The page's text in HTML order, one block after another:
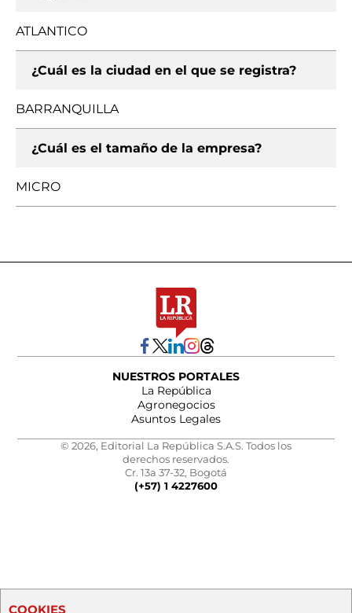
ATLANTICO
¿Cuál es la ciudad en el que se registra?
BARRANQUILLA
¿Cuál es el tamaño de la empresa?
MICRO
NUESTROS PORTALES
La República
Agronegocios
Asuntos Legales
© 2026, Editorial La República S.A.S. Todos los
derechos reservados.
Cr. 13a 37-32, Bogotá
(+57) 1 4227600
COOKIES